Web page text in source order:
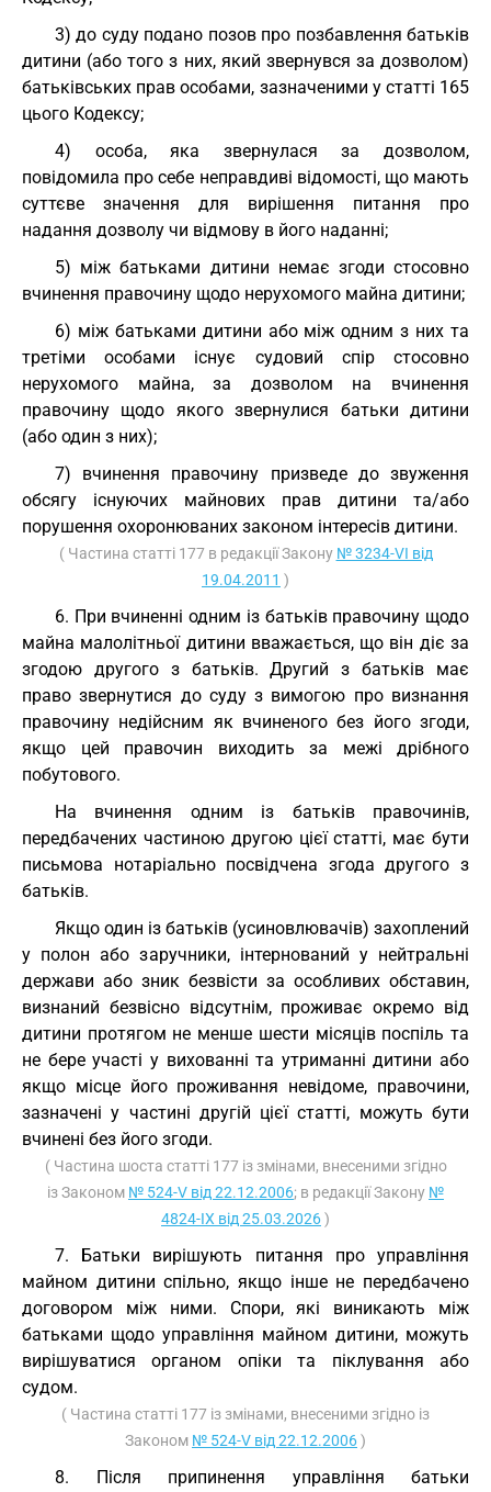
3) до суду подано позов про позбавлення батьків
дитини (або того з них, який звернувся за дозволом)
батьківських прав особами, зазначеними у статті 165
цього Кодексу;
4) особа, яка звернулася за дозволом,
повідомила про себе неправдиві відомості, що мають
суттєве значення для вирішення питання про
надання дозволу чи відмову в його наданні;
5) між батьками дитини немає згоди стосовно
вчинення правочину щодо нерухомого майна дитини;
6) між батьками дитини або між одним з них та
третіми особами існує судовий спір стосовно
нерухомого майна, за дозволом на вчинення
правочину щодо якого звернулися батьки дитини
(або один з них);
7) вчинення правочину призведе до звуження
обсягу існуючих майнових прав дитини та/або
порушення охоронюваних законом інтересів дитини.
( Частина статті 177 в редакції Закону № 3234-VI від
19.04.2011 )
6. При вчиненні одним із батьків правочину щодо
майна малолітньої дитини вважається, що він діє за
згодою другого з батьків. Другий з батьків має
право звернутися до суду з вимогою про визнання
правочину недійсним як вчиненого без його згоди,
якщо цей правочин виходить за межі дрібного
побутового.
На вчинення одним із батьків правочинів,
передбачених частиною другою цієї статті, має бути
письмова нотаріально посвідчена згода другого з
батьків.
Якщо один із батьків (усиновлювачів) захоплений
у полон або заручники, інтернований у нейтральні
держави або зник безвісти за особливих обставин,
визнаний безвісно відсутнім, проживає окремо від
дитини протягом не менше шести місяців поспіль та
не бере участі у вихованні та утриманні дитини або
якщо місце його проживання невідоме, правочини,
зазначені у частині другій цієї статті, можуть бути
вчинені без його згоди.
( Частина шоста статті 177 із змінами, внесеними згідно
із Законом № 524-V від 22.12.2006; в редакції Закону №
4824-IX від 25.03.2026)
7. Батьки вирішують питання про управління
майном дитини спільно, якщо інше не передбачено
договором між ними. Спори, які виникають між
батьками щодо управління майном дитини, можуть
вирішуватися органом опіки та піклування або
судом.
( Частина статті 177 із змінами, внесеними згідно із
Законом № 524-V від 22.12.2006)
8. Після припинення управління батьки